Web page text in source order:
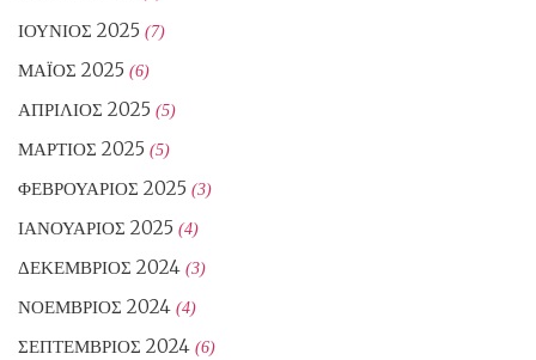
ΙΟΎΝΙΟΣ 2025 (7)
ΜΆΙΟΣ 2025 (6)
ΑΠΡΊΛΙΟΣ 2025 (5)
ΜΆΡΤΙΟΣ 2025 (5)
ΦΕΒΡΟΥΆΡΙΟΣ 2025 (3)
ΙΑΝΟΥΆΡΙΟΣ 2025 (4)
ΔΕΚΈΜΒΡΙΟΣ 2024 (3)
ΝΟΈΜΒΡΙΟΣ 2024 (4)
ΣΕΠΤΈΜΒΡΙΟΣ 2024 (6)